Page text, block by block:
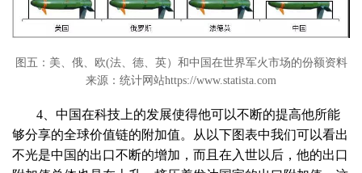
图五：美、俄、欧(法、德、英）和中国在世界军火市场的份额资料
来源：统计网站https://www.statista.com
4、中国在科技上的发展使得他可以不断的提高他所能
够分享的全球价值链的附加值。从以下图表中我们可以看出
不光是中国的出口不断的增加，而且在入世以后，他的出口